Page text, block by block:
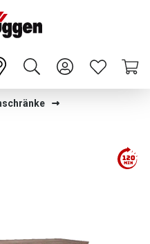
region to see
online
CONTINUE